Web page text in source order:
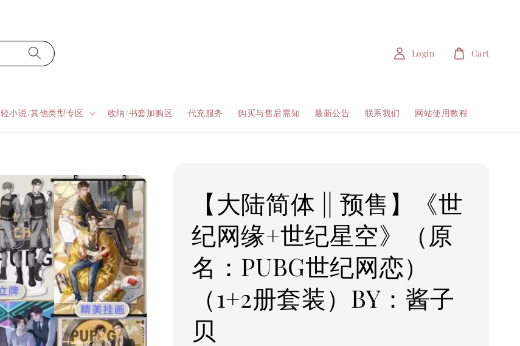
轻小说/其他类型专区 收纳/书套加购区 代充服务 购买与售后需知 最新公告 联系我们 网站使用教程
Login Cart
【大陆简体 || 预售】《世
纪网缘+世纪星空》（原
名：PUBG世纪网恋）
（1+2册套装）BY：酱子
贝